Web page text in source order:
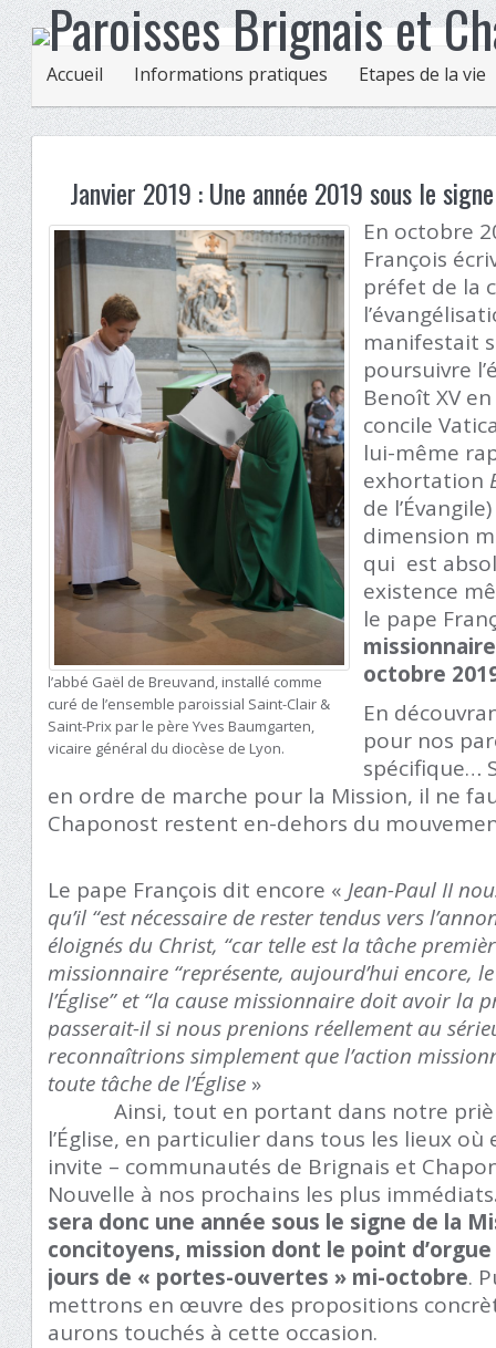
Accueil Informations pratiques Etapes de la vie
Janvier 2019 : Une année 2019 sous le
l’abbé Gaël de Breuvand, installé comme
curé de l’ensemble paroissial Saint-Clair &
Saint-Prix par le père Yves Baumgarten,
vicaire général du diocèse de Lyon.
En octobre
François
préfet de la
manifestait
poursuivre
Benoît XV
concile
lui-même
exhortation
de
dimension
qui est
existence
le pape
octobre
En
pour nos
spécifique…
en ordre de marche pour la Mission, il ne
Chaponost restent en-dehors du
Le pape François dit encore « Jean-Paul II
qu’il “est nécessaire de rester tendus vers
éloignés du Christ, “car telle est la tâche
missionnaire “représente, aujourd’hui encore,
l’Église” et “la cause missionnaire doit avoir la
passerait-il si nous prenions réellement au
reconnaîtrions simplement que l’action
toute tâche de l’Église »
Ainsi, tout en portant dans notre
l’Église, en particulier dans tous les lieux où
invite – communautés de Brignais et
Nouvelle à nos prochains les plus immédiats
sera donc une année sous le signe de la
concitoyens, mission dont le point
jours de « portes-ouvertes » mi-octobre.
mettrons en œuvre des propositions
aurons touchés à cette occasion.